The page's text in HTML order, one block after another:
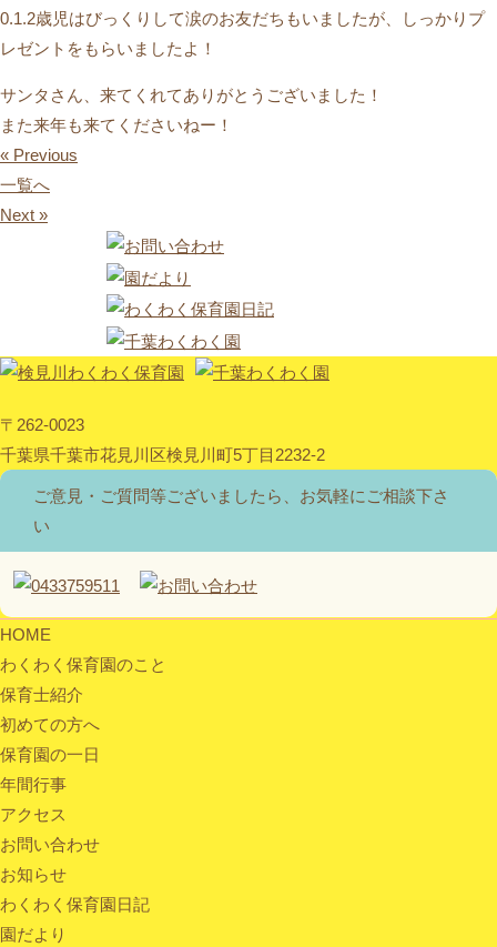
0.1.2歳児はびっくりして涙のお友だちもいましたが、しっかりプ
レゼントをもらいましたよ！
サンタさん、来てくれてありがとうございました！
また来年も来てくださいねー！
« Previous
一覧へ
Next »
〒262-0023
千葉県千葉市花見川区検見川町5丁目2232-2
ご意見・ご質問等ございましたら、お気軽にご相談下さ
い
HOME
わくわく保育園のこと
保育士紹介
初めての方へ
保育園の一日
年間行事
アクセス
お問い合わせ
お知らせ
わくわく保育園日記
園だより